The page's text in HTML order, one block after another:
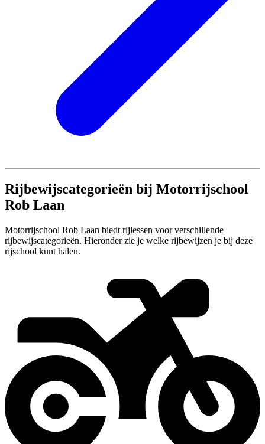
Rijbewijscategorieën bij Motorrijschool
Rob Laan
Motorrijschool Rob Laan biedt rijlessen voor verschillende
rijbewijscategorieën. Hieronder zie je welke rijbewijzen je bij deze
rijschool kunt halen.